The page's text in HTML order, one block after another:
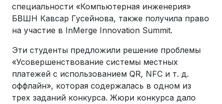
специальности «Компьютерная инженерия»
БВШН Кавсар Гусейнова, также получила право
на участие в InMerge Innovation Summit.
Эти студенты предложили решение проблемы
«Усовершенствование системы местных
платежей с использованием QR, NFC и т. д.
оффлайн», которая содержалась в одном из
трех заданий конкурса. Жюри конкурса дало